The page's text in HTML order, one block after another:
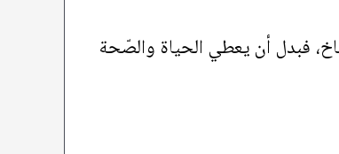
فبدل أن يعطي الحياة والصّحة